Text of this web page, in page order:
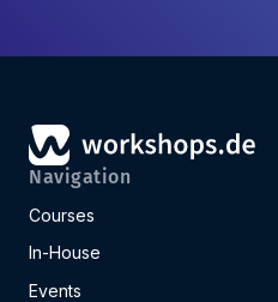
Navigation
Courses
In-House
Events